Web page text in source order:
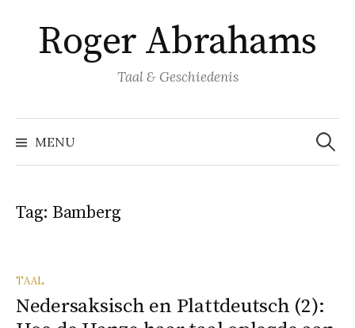
inhoud
springen
Roger Abrahams
Taal & Geschiedenis
MENU
Zoeken
naar:
Tag: Bamberg
TAAL
Nedersaksisch en Plattdeutsch (2):